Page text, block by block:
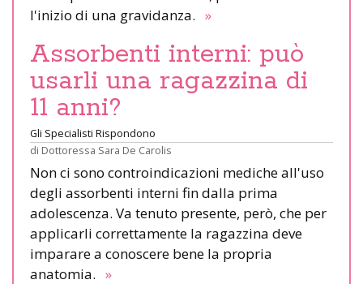
l'inizio di una gravidanza. »
Assorbenti interni: può
usarli una ragazzina di
11 anni?
Gli Specialisti Rispondono
di Dottoressa Sara De Carolis
Non ci sono controindicazioni mediche all'uso
degli assorbenti interni fin dalla prima
adolescenza. Va tenuto presente, però, che per
applicarli correttamente la ragazzina deve
imparare a conoscere bene la propria
anatomia. »